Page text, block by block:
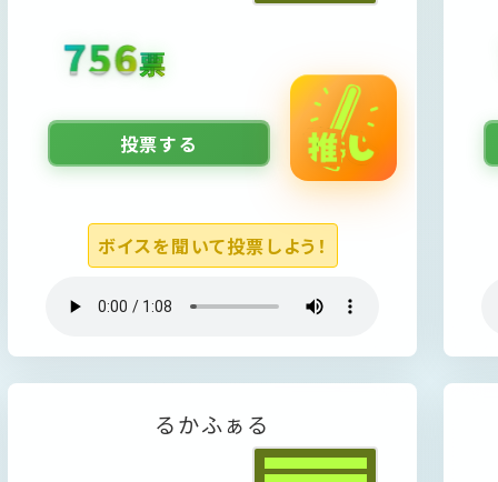
1380票
投票する
ボイスを聞いて投票しよう！
るかふぁ る